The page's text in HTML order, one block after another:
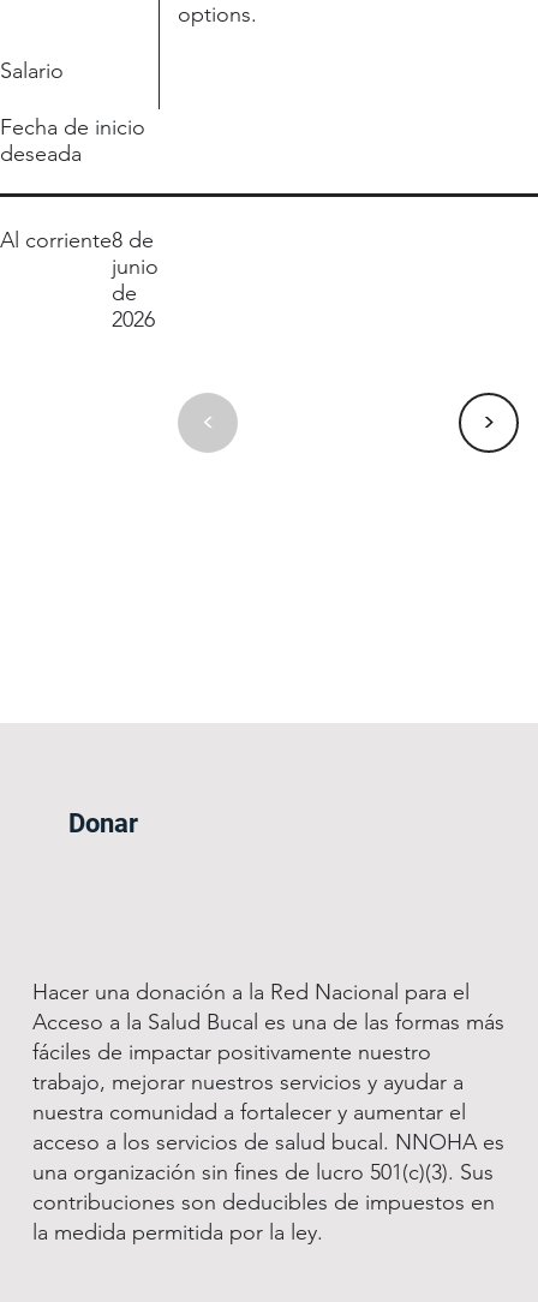
Donar
Hacer una donación a la Red Nacional para el
Acceso a la Salud Bucal es una de las formas más
fáciles de impactar positivamente nuestro
trabajo, mejorar nuestros servicios y ayudar a
nuestra comunidad a fortalecer y aumentar el
acceso a los servicios de salud bucal. NNOHA es
una organización sin fines de lucro 501(c)(3). Sus
contribuciones son deducibles de impuestos en
la medida permitida por la ley.
8 de
junio
de
2026
Al corriente
options.
Salario
Fecha de inicio
deseada
< >